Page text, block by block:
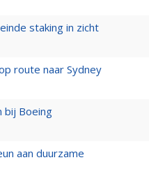
staking in zicht
route naar Sydney
bij Boeing
aan duurzame